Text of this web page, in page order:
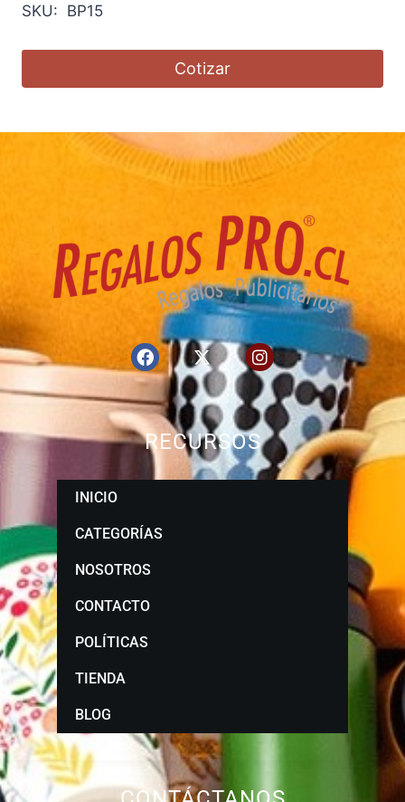
SKU: BP15
Cotizar
RECURSOS
INICIO
CATEGORÍAS
NOSOTROS
CONTACTO
POLÍTICAS
TIENDA
BLOG